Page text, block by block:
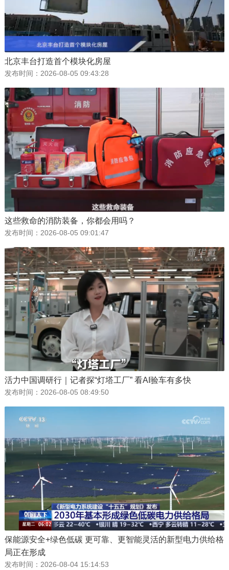
北京丰台打造首个模块化房屋
发布时间： 2026-08-05 09:43:28
这些救命的消防装备，你都会用吗？
发布时间： 2026-08-05 09:01:47
活力中国调研行｜记者探“灯塔工厂” 看AI验车有多快
发布时间： 2026-08-05 08:49:50
保能源安全+绿色低碳 更可靠、更智能灵活的新型电力供给格
局正在形成
发布时间： 2026-08-04 15:14:53